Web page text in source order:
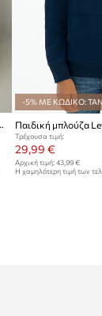
-5% ΜΕ ΚΩΔΙΚΟ: TAN
Παιδική μπλούζα
Τρέχουσα τιμή:
29,99 €
Αρχική τιμή: 43,99 €
Η χαμηλότερη τιμή των